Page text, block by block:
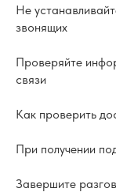
Не
звонящих
Проверяйте
связи
Как проверить
При получении
Завершите